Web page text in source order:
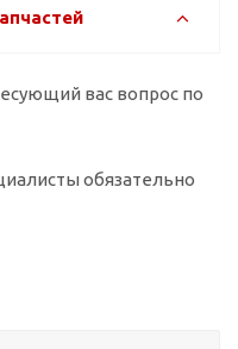
вас вопрос по
обязательно